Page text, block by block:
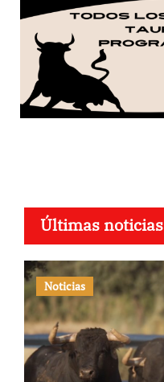
Últimas noticias
Noticias